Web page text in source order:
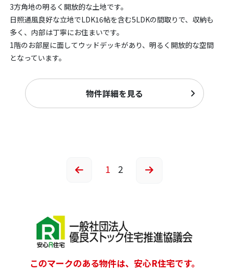
3方角地の明るく開放的な土地です。
日照通風良好な立地でLDK16帖を含む5LDKの間取りで、収納も
多く、内部は丁寧にお住まいです。
1階のお部屋に面してウッドデッキがあり、明るく開放的な空間
となっています。
物件詳細を見る
1 2
このマークのある物件は、安心R住宅です。